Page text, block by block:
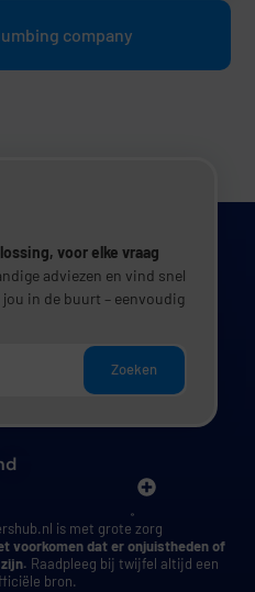
company
voor elke vraag
adviezen en vind snel
in de buurt – eenvoudig
Zoeken
is met grote zorg
voorkomen dat er onjuistheden of
Raadpleeg bij twijfel altijd een
bron.